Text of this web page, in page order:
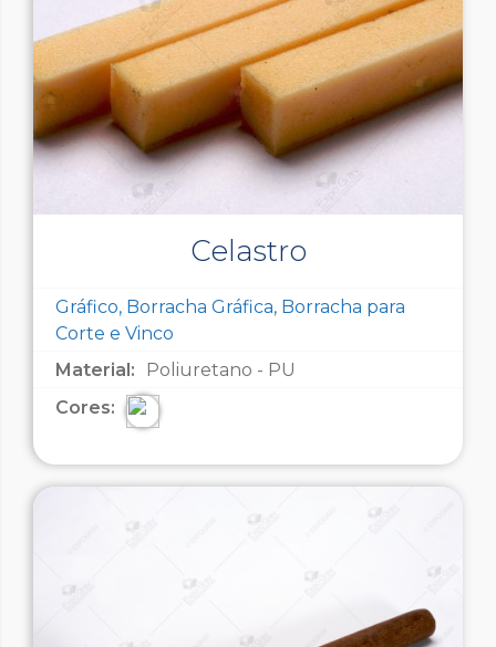
Celastro
Gráfico, Borracha Gráfica, Borracha para
Corte e Vinco
Material:
Poliuretano - PU
Cores: